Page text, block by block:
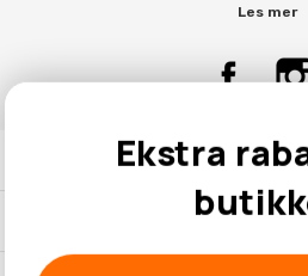
Les mer
Ekstra